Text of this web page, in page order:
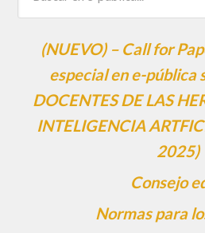
(NUEVO) – Call for
especial en e-pública
DOCENTES DE LAS
INTELIGENCIA
2025)
Consejo
Normas para